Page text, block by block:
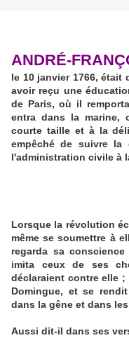
ANDRÉ-
le 10 janvier 1766, était
avoir reçu une
de Paris, où il
entra dans la marine,
courte taille et à la
empêché de suivre la
l'administration civile à
Lorsque la révolution
même se soumettre à
regarda sa
imita ceux de ses
déclaraient contre elle
Domingue, et se
dans la gêne et dans
Aussi dit-il dans ses